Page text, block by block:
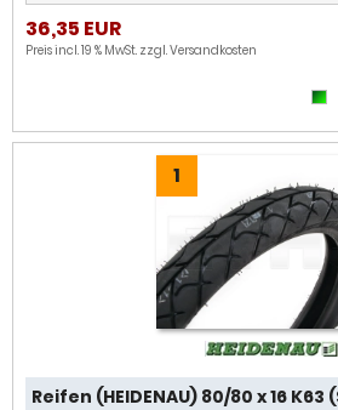
36,35 EUR
Preis incl. 19 % MwSt. zzgl.Versandkosten
1
Reifen (HEIDENAU) 80/80 x 16